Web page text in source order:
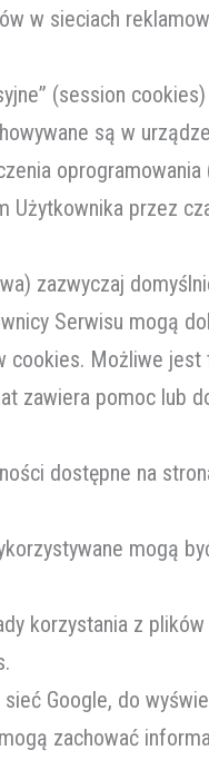
w sieciach
(session cookies)
są w
Użytkownika przez
zazwyczaj
Serwisu mogą
cookies. Możliwe jest
zawiera pomoc lub
dostępne na
mogą
korzystania z
Google, do
zachować